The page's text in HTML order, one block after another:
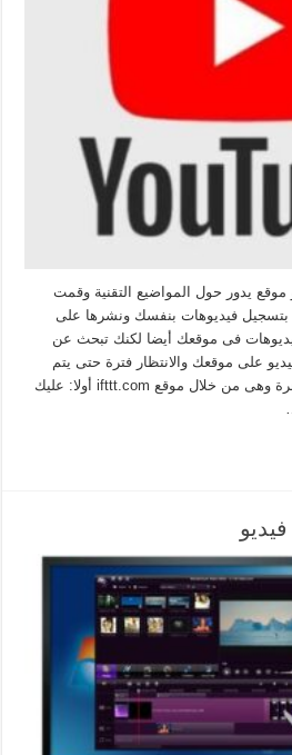
يدور حول المواضيع التقنية وقمت
بتسجيل فيديوهات بنفسك ونشرها على
فى موقعك أيضا لكنك تبحث عن
على موقعك والانتظار فترة حتى يتم
رفعه.فإن الطريقة بالفعل متوفرة وهى من خلال موقع ifttt.com أولا: عليك